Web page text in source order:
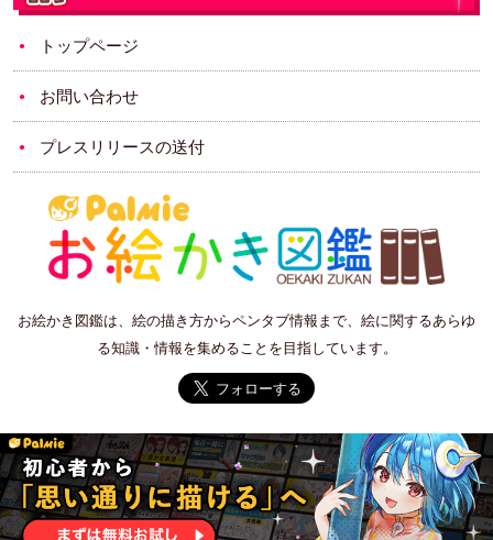
トップページ
お問い合わせ
プレスリリースの送付
お絵かき図鑑は、絵の描き方からペンタブ情報まで、絵に関するあらゆ
る知識・情報を集めることを目指しています。